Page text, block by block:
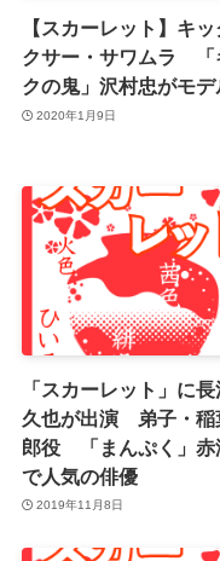
【スカーレット】キ
クサー・サワムラ 「
クの鬼」沢村忠がモデ
2020年1月9日
「スカーレット」に
久也が出演 弟子・稲
郎役 「まんぷく」赤
で人気の俳優
2019年11月8日